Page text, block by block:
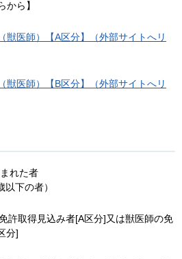
から】
獣医師）【A区分】（外部サイトへリ
獣医師）【B区分】（外部サイトへリ
れた者
以下の者）
許取得見込み者[A区分]又は獣医師の免
分]